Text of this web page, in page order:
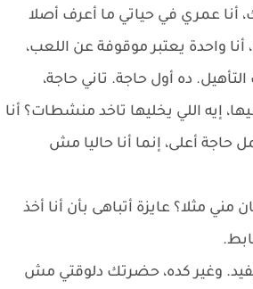
أنا عمري في حياتي ما أعرف أصلا
واحدة يعتبر موقوفة عن اللعب،
ده أول حاجة. تاني حاجة،
إيه اللي يخليها تاخد منشطات؟ أنا
حاجة أعلى، إنما أنا حاليا مش
مثلا؟ عايزة أتباهى بأن أنا أخذ
وغير كده، حضرتك دلوقتي مش